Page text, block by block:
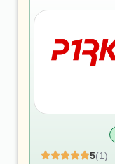
5(1)